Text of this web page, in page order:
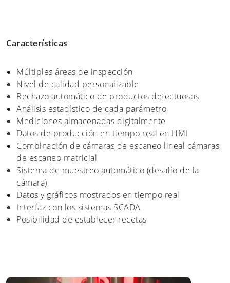
Características
Múltiples áreas de inspección
Nivel de calidad personalizable
Rechazo automático de productos defectuosos
Análisis estadístico de cada parámetro
Mediciones almacenadas digitalmente
Datos de producción en tiempo real en HMI
Combinación de cámaras de escaneo lineal cámaras
de escaneo matricial
Sistema de muestreo automático (desafío de la
cámara)
Datos y gráficos mostrados en tiempo real
Interfaz con los sistemas SCADA
Posibilidad de establecer recetas